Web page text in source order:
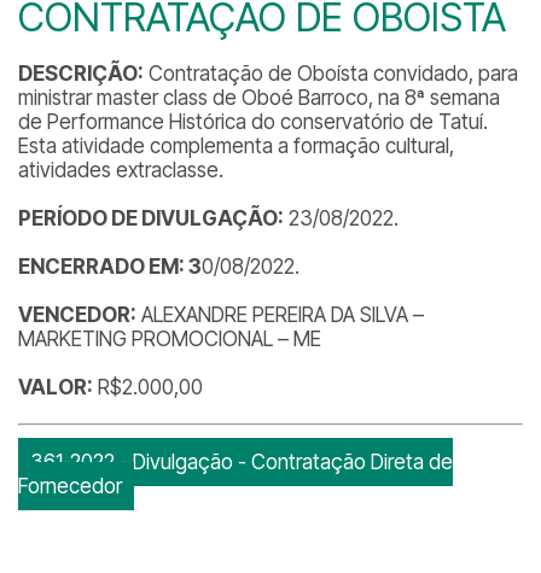
CONTRATAÇÃO DE OBOÍSTA
DESCRIÇÃO: Contratação de Oboísta convidado, para
ministrar master class de Oboé Barroco, na 8ª semana
de Performance Histórica do conservatório de Tatuí.
Esta atividade complementa a formação cultural,
atividades extraclasse.
PERÍODO DE DIVULGAÇÃO: 23/08/2022.
ENCERRADO EM: 30/08/2022.
VENCEDOR: ALEXANDRE PEREIRA DA SILVA –
MARKETING PROMOCIONAL – ME
VALOR: R$2.000,00
361-2022 - Divulgação - Contratação Direta de
Fornecedor